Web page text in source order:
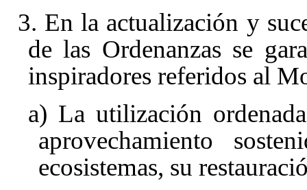
3. En la actualización y
de las Ordenanzas se
inspiradores referidos al
a) La utilización
aprovechamiento
ecosistemas, su